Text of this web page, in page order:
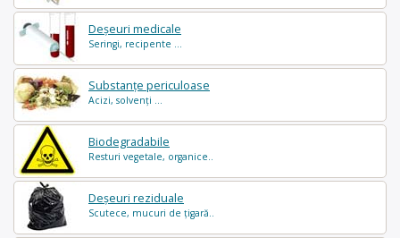
Deșeuri medicale
Seringi, recipente ...
Substanțe periculoase
Acizi, solvenți ...
Biodegradabile
Resturi vegetale, organice..
Deșeuri reziduale
Scutece, mucuri de țigară..